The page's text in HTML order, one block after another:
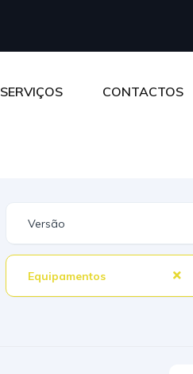
SERVIÇOS CONTACTOS
Equipamentos